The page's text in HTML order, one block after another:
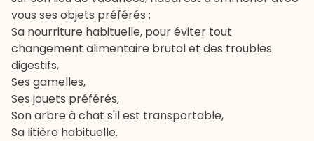
vous ses objets préférés :
Sa nourriture habituelle, pour éviter tout
changement alimentaire brutal et des troubles
digestifs,
Ses gamelles,
Ses jouets préférés,
Son arbre à chat s'il est transportable,
Sa litière habituelle.